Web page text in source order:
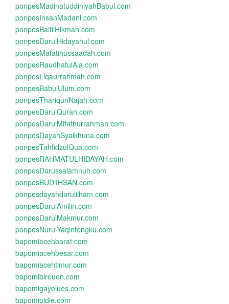
ponpesMadinatuddiniyahBabul.com
ponpesInsanMadani.com
ponpesBaitilHikmah.com
ponpesDarulHidayahul.com
ponpesMafatihussaadah.com
ponpesRaudhatulAla.com
ponpesLiqaurrahmah.com
ponpesBabulUlum.com
ponpesThariqunNajah.com
ponpesDarulQuran.com
ponpesDarulMifathurrahmah.com
ponpesDayahSyaikhuna.com
ponpesTahfidzulQua.com
ponpesRAHMATULHIDAYAH.com
ponpesDarussalamnuh.com
ponpesBUDiIHSAN.com
ponpesdayahdarulilham.com
ponpesDarulAmilin.com
ponpesDarulMakmur.com
ponpesNurulYaqintengku.com
bapomiacehbarat.com
bapomiacehbesar.com
bapomiacehtimur.com
bapomibireuen.com
bapomigayolues.com
bapomipidie.com